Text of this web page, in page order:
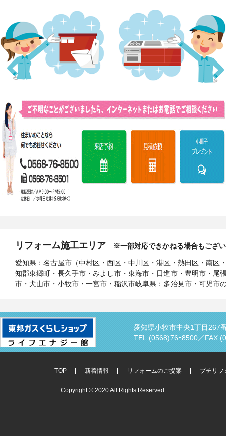
リフォーム施工エリア ※一部対応できかねる場合もござ
愛知県：名古屋市（中村区・西区・中川区・港区・熱田区・南
知郡東郷町・長久手市・みよし市・東海市・日進市・豊明市・
市・犬山市・小牧市・一宮市・稲沢市岐阜県：多治見市・可児市
愛知県小牧市中央1丁目267
TEL:(0568)76ｰ8500／
TOP 新着情報 リフォームのご提案 プチリフ
Copyright © 2020 All Rights Reserved.